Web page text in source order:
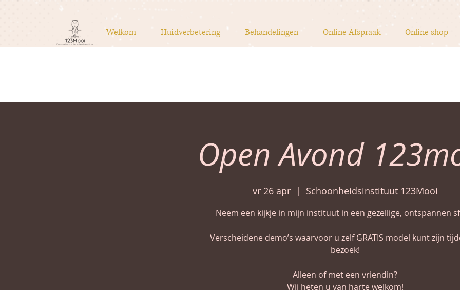
Welkom Huidverbetering Behandelingen Online Afspraak Online shop
Open Avond
vr 26 apr
  |
Schoonheidsinstituut 123Mooi
Neem een kijkje in mijn instituut in een gezellige, ontspannen
Verscheidene demo’s waarvoor u zelf GRATIS model kunt zijn
bezoek!
Alleen of met een vriendin?